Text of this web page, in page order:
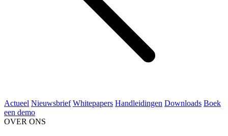
Actueel Nieuwsbrief Whitepapers Handleidingen Downloads Boek
een demo
OVER ONS